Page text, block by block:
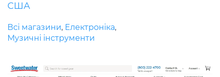
США
Всі магазини, Електроніка,
Музичні інструменти